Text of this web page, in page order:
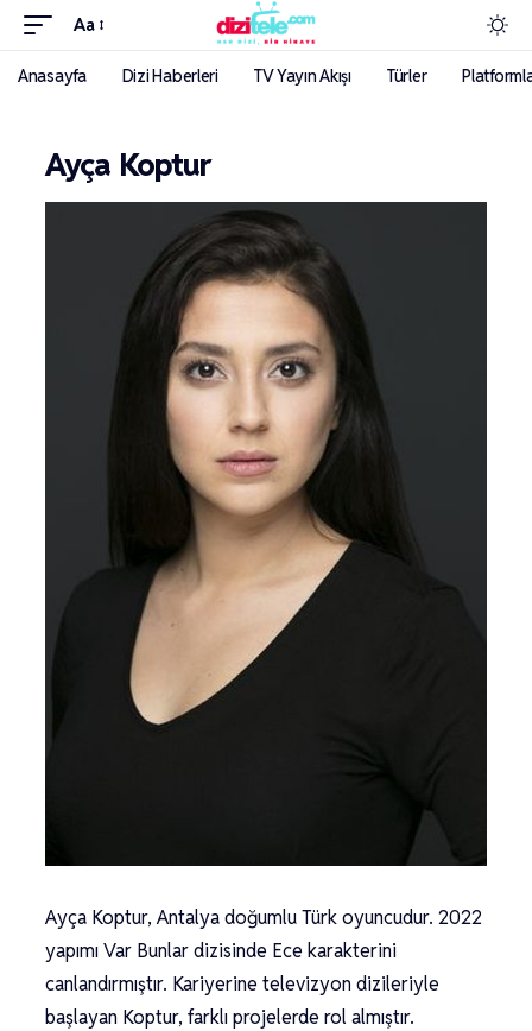
Aa
Anasayfa Dizi Haberleri TV Yayın Akışı Türler
Ayça Koptur
Ayça Koptur, Antalya doğumlu Türk oyuncudur. 2022
yapımı Var Bunlar dizisinde Ece karakterini
canlandırmıştır. Kariyerine televizyon dizileriyle
başlayan Koptur, farklı projelerde rol almıştır.